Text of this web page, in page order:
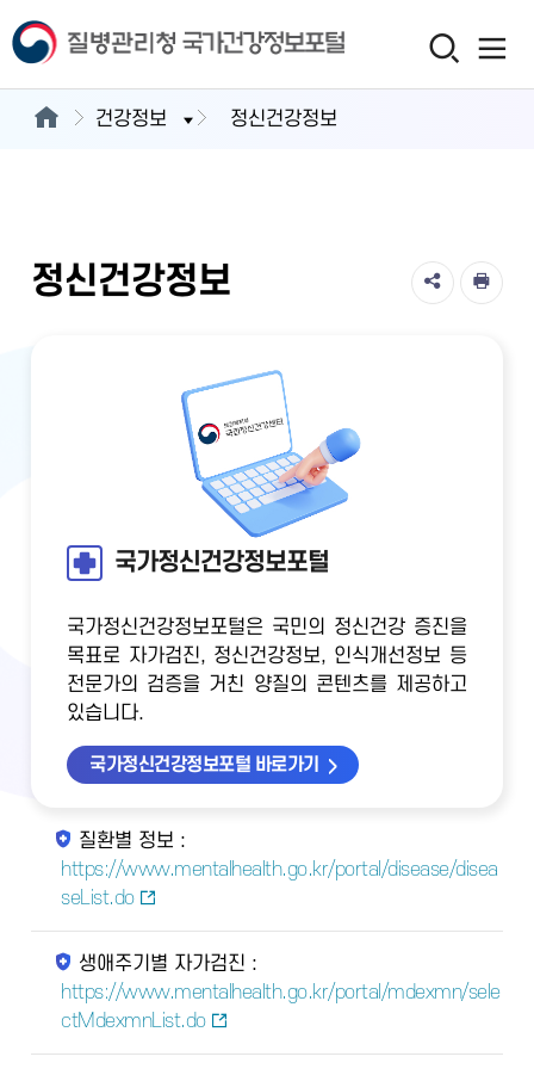
건강정보 정신건강정보
정신건강정보
국가정신건강정보포털
국가정신건강정보포털은 국민의 정신건강 증진을
목표로 자가검진, 정신건강정보, 인식개선정보 등
전문가의 검증을 거친 양질의 콘텐츠를 제공하고
있습니다.
국가정신건강정보포털 바로가기
질환별 정보 :
https://www.mentalhealth.go.kr/portal/disease/disea
seList.do
생애주기별 자가검진 :
https://www.mentalhealth.go.kr/portal/mdexmn/sele
ctMdexmnList.do